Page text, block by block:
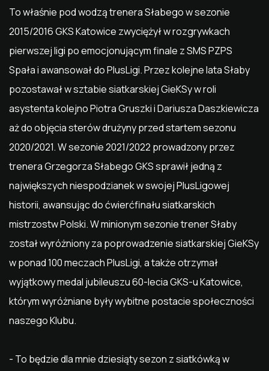
To właśnie pod wodzą trenera Słabego w sezonie
2015/2016 GKS Katowice zwyciężył w rozgrywkach
pierwszej ligi po emocjonującym finale z SMS PZPS
Spała i awansował do PlusLigi. Przez kolejne lata Słaby
pozostawał w sztabie siatkarskiej GieKSy w roli
asystenta kolejno Piotra Gruszki i Dariusza Daszkiewicza
aż do objęcia sterów drużyny przed startem sezonu
2020/2021. W sezonie 2021/2022 prowadzony przez
trenera Grzegorza Słabego GKS sprawił jedną z
największych niespodzianek w swojej PlusLigowej
historii, awansując do ćwierćfinału siatkarskich
mistrzostw Polski. W minionym sezonie trener Słaby
został wyróżniony za poprowadzenie siatkarskiej GieKSy
w ponad 100 meczach PlusLigi, a także otrzymał
wyjątkowy medal jubileuszu 60-lecia GKS-u Katowice,
którym wyróżniane były wybitne postacie społeczności
naszego Klubu.
- To będzie dla mnie dziesiąty sezon z siatkówką w